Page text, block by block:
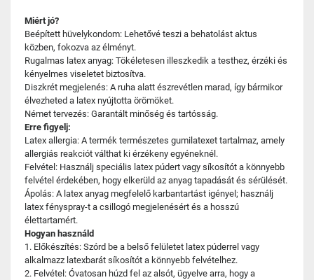
Miért jó?
Beépített hüvelykondom: Lehetővé teszi a behatolást aktus
közben, fokozva az élményt.
Rugalmas latex anyag: Tökéletesen illeszkedik a testhez, érzéki és
kényelmes viseletet biztosítva.
Diszkrét megjelenés: A ruha alatt észrevétlen marad, így bármikor
élvezheted a latex nyújtotta örömöket.
Német tervezés: Garantált minőség és tartósság.
Erre figyelj:
Latex allergia: A termék természetes gumilatexet tartalmaz, amely
allergiás reakciót válthat ki érzékeny egyéneknél.
Felvétel: Használj speciális latex púdert vagy síkosítót a könnyebb
felvétel érdekében, hogy elkerüld az anyag tapadását és sérülését.
Ápolás: A latex anyag megfelelő karbantartást igényel; használj
latex fényspray-t a csillogó megjelenésért és a hosszú
élettartamért.
Hogyan használd
1. Előkészítés: Szórd be a belső felületet latex púderrel vagy
alkalmazz latexbarát síkosítót a könnyebb felvételhez.
2. Felvétel: Óvatosan húzd fel az alsót, ügyelve arra, hogy a